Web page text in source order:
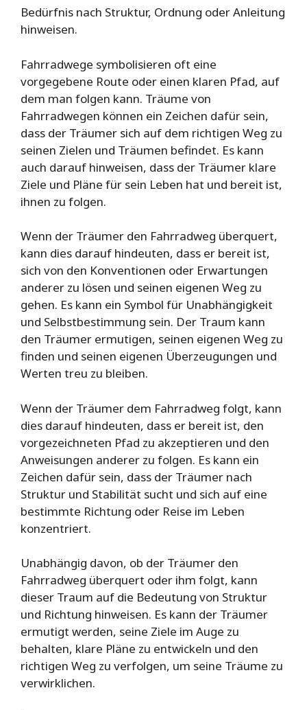
Bedürfnis nach Struktur, Ordnung oder Anleitung
hinweisen.
Fahrradwege symbolisieren oft eine
vorgegebene Route oder einen klaren Pfad, auf
dem man folgen kann. Träume von
Fahrradwegen können ein Zeichen dafür sein,
dass der Träumer sich auf dem richtigen Weg zu
seinen Zielen und Träumen befindet. Es kann
auch darauf hinweisen, dass der Träumer klare
Ziele und Pläne für sein Leben hat und bereit ist,
ihnen zu folgen.
Wenn der Träumer den Fahrradweg überquert,
kann dies darauf hindeuten, dass er bereit ist,
sich von den Konventionen oder Erwartungen
anderer zu lösen und seinen eigenen Weg zu
gehen. Es kann ein Symbol für Unabhängigkeit
und Selbstbestimmung sein. Der Traum kann
den Träumer ermutigen, seinen eigenen Weg zu
finden und seinen eigenen Überzeugungen und
Werten treu zu bleiben.
Wenn der Träumer dem Fahrradweg folgt, kann
dies darauf hindeuten, dass er bereit ist, den
vorgezeichneten Pfad zu akzeptieren und den
Anweisungen anderer zu folgen. Es kann ein
Zeichen dafür sein, dass der Träumer nach
Struktur und Stabilität sucht und sich auf eine
bestimmte Richtung oder Reise im Leben
konzentriert.
Unabhängig davon, ob der Träumer den
Fahrradweg überquert oder ihm folgt, kann
dieser Traum auf die Bedeutung von Struktur
und Richtung hinweisen. Es kann der Träumer
ermutigt werden, seine Ziele im Auge zu
behalten, klare Pläne zu entwickeln und den
richtigen Weg zu verfolgen, um seine Träume zu
verwirklichen.